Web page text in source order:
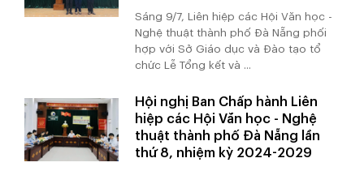
Sáng 9/7, Liên hiệp các Hội Văn học -
Nghệ thuật thành phố Đà Nẵng phối
hợp với Sở Giáo dục và Đào tạo tổ
chức Lễ Tổng kết và ...
Hội nghị Ban Chấp hành Liên
hiệp các Hội Văn học - Nghệ
thuật thành phố Đà Nẵng lần
thứ 8, nhiệm kỳ 2024-2029